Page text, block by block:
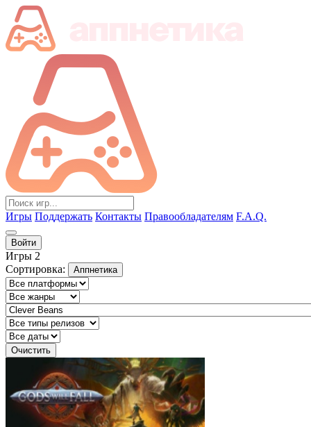
Игры Поддержать Контакты Правообладателям F.A.Q.
Войти
Игры 2
Сортировка:
Аппнетика
Очистить